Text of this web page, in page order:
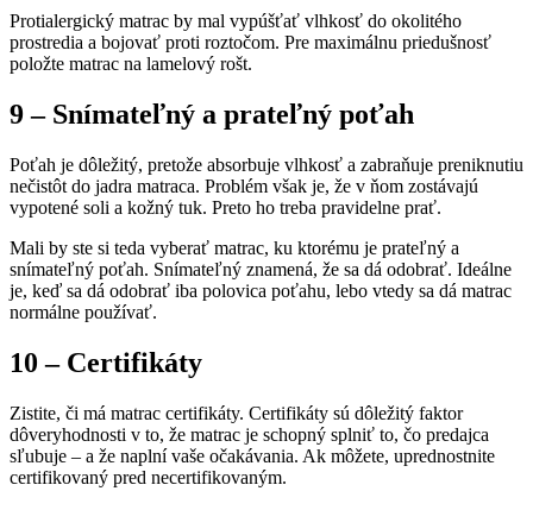
Protialergický matrac by mal vypúšťať vlhkosť do okolitého
prostredia a bojovať proti roztočom. Pre maximálnu priedušnosť
položte matrac na lamelový rošt.
9 – Snímateľný a prateľný poťah
Poťah je dôležitý, pretože absorbuje vlhkosť a zabraňuje preniknutiu
nečistôt do jadra matraca. Problém však je, že v ňom zostávajú
vypotené soli a kožný tuk. Preto ho treba pravidelne prať.
Mali by ste si teda vyberať matrac, ku ktorému je prateľný a
snímateľný poťah. Snímateľný znamená, že sa dá odobrať. Ideálne
je, keď sa dá odobrať iba polovica poťahu, lebo vtedy sa dá matrac
normálne používať.
10 – Certifikáty
Zistite, či má matrac certifikáty. Certifikáty sú dôležitý faktor
dôveryhodnosti v to, že matrac je schopný splniť to, čo predajca
sľubuje – a že naplní vaše očakávania. Ak môžete, uprednostnite
certifikovaný pred necertifikovaným.